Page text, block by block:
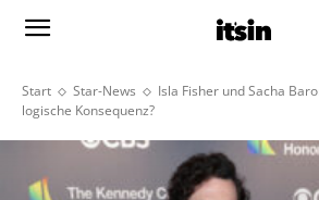
Start Star-News
Isla Fisher und Sacha
logische Konsequenz?